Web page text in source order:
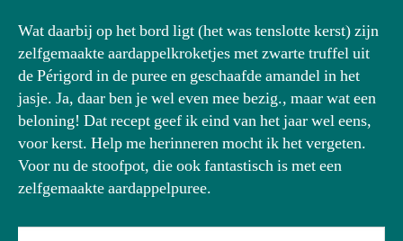
Wat daarbij op het bord ligt (het was tenslotte kerst) zijn
zelfgemaakte aardappelkroketjes met zwarte truffel uit
de Périgord in de puree en geschaafde amandel in het
jasje. Ja, daar ben je wel even mee bezig., maar wat een
beloning! Dat recept geef ik eind van het jaar wel eens,
voor kerst. Help me herinneren mocht ik het vergeten.
Voor nu de stoofpot, die ook fantastisch is met een
zelfgemaakte aardappelpuree.